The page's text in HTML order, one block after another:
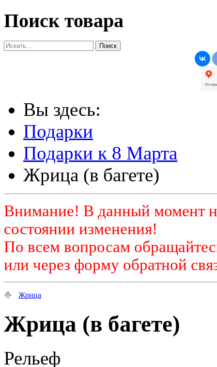
Поиск товара
Вы здесь:
Подарки
Подарки к 8 Марта
Жрица (в багете)
Внимание! В данный момент
состоянии изменения!
По всем вопросам
или через форму обратной
Жрица
Жрица (в багете)
Рельеф